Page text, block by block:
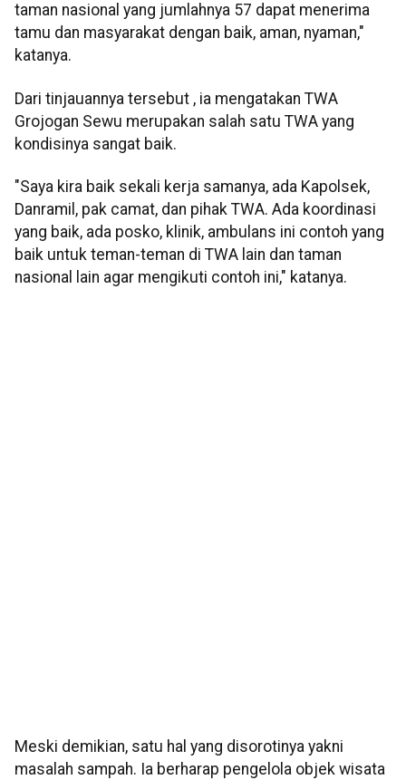
taman nasional yang jumlahnya 57 dapat menerima
tamu dan masyarakat dengan baik, aman, nyaman,"
katanya.
Dari tinjauannya tersebut , ia mengatakan TWA
Grojogan Sewu merupakan salah satu TWA yang
kondisinya sangat baik.
"Saya kira baik sekali kerja samanya, ada Kapolsek,
Danramil, pak camat, dan pihak TWA. Ada koordinasi
yang baik, ada posko, klinik, ambulans ini contoh yang
baik untuk teman-teman di TWA lain dan taman
nasional lain agar mengikuti contoh ini," katanya.
Meski demikian, satu hal yang disorotinya yakni
masalah sampah. Ia berharap pengelola objek wisata